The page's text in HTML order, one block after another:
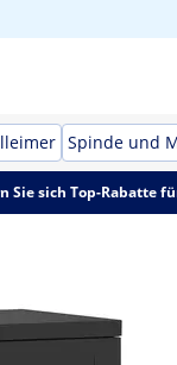
Spinde und
Sie sich Top-Rabatte